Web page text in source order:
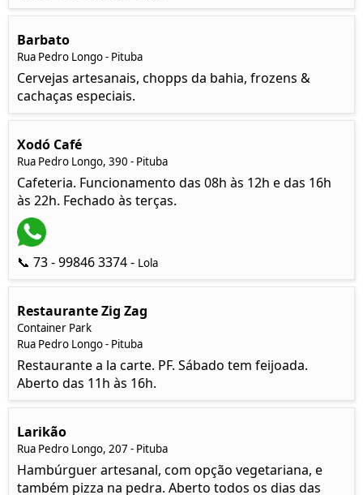
Barbato
Rua Pedro Longo - Pituba
Cervejas artesanais, chopps da bahia, frozens &
cachaças especiais.
Xodó Café
Rua Pedro Longo, 390 - Pituba
Cafeteria. Funcionamento das 08h às 12h e das 16h
às 22h. Fechado às terças.
📞 73 - 99846 3374 - Lola
Restaurante Zig Zag
Container Park
Rua Pedro Longo - Pituba
Restaurante a la carte. PF. Sábado tem feijoada.
Aberto das 11h às 16h.
Larikão
Rua Pedro Longo, 207 - Pituba
Hambúrguer artesanal, com opção vegetariana, e
também pizza na pedra. Aberto todos os dias das